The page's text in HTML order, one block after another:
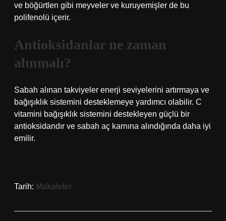
ve böğürtlen gibi meyveler ve kuruyemişler de bu
polifenolü içerir.
Antioksidanlar ne zaman
alınmalı?
Sabah alınan takviyeler enerji seviyelerini artırmaya ve
bağışıklık sistemini desteklemeye yardımcı olabilir. C
vitamini bağışıklık sistemini destekleyen güçlü bir
antioksidandır ve sabah aç karnına alındığında daha iyi
emilir.
Tarih: Makaleler